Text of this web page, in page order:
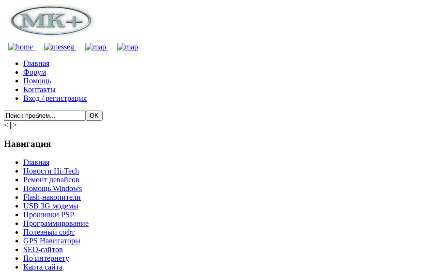
Главная
Форум
Помощь
Контакты
Вход / регистрация
<|||>
Навигация
Главная
Новости Hi-Tech
Ремонт девайсов
Помощь Windows
Flash-накопители
USB 3G модемы
Прошивки PSP
Программирование
Полезный софт
GPS Навигаторы
SEO-сайтов
По интернету
Карта сайта